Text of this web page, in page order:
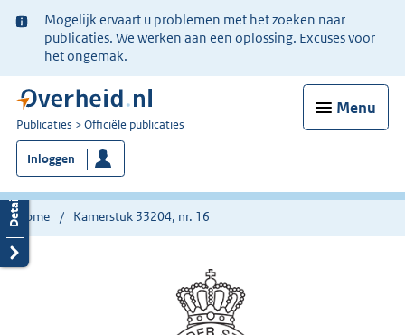
Ter
informatie:
Mogelijk ervaart u problemen met het zoeken naar
publicaties. We werken aan een oplossing. Excuses voor
het ongemak.
Menu
U
bent
nu
hier:
Publicaties Officiële publicaties
Inloggen
Home Kamerstuk 33204, nr. 16